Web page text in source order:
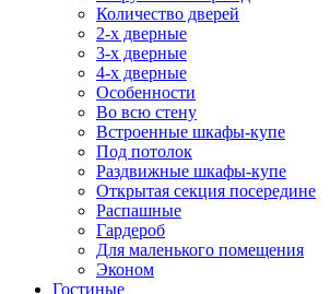
Количество дверей
2-х дверные
3-х дверные
4-х дверные
Особенности
Во всю стену
Встроенные шкафы-купе
Под потолок
Раздвижные шкафы-купе
Открытая секция посередине
Распашные
Гардероб
Для маленького помещения
Эконом
Гостиные